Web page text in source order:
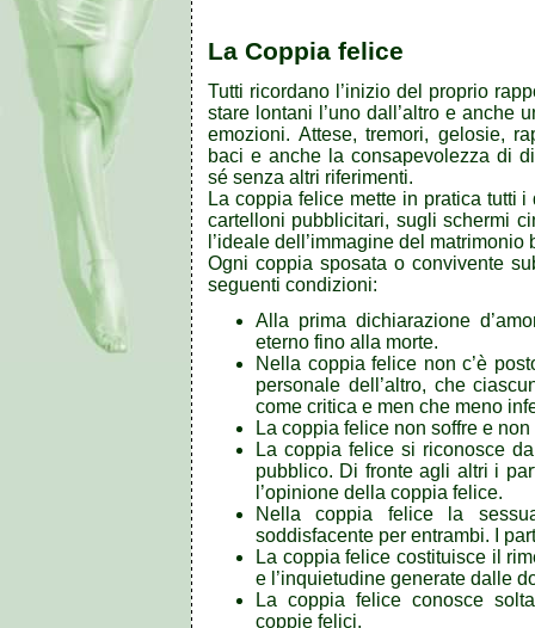
La Coppia felice
Tutti ricordano l’inizio del proprio
stare lontani l’uno dall’altro e anche
emozioni. Attese, tremori, gelosie,
baci e anche la consapevolezza di
sé senza altri riferimenti.
La coppia felice mette in pratica tutti
cartelloni pubblicitari, sugli schermi
l’ideale dell’immagine del matrimonio
Ogni coppia sposata o convivente
seguenti condizioni:
Alla prima dichiarazione
eterno fino alla morte.
Nella coppia felice non c’è
personale dell’altro, che
come critica e men che meno
La coppia felice non soffre e
La coppia felice si riconosce
pubblico. Di fronte agli altri i
l’opinione della coppia felice.
Nella coppia felice la
soddisfacente per entrambi. I
La coppia felice costituisce il
e l’inquietudine generate dalle
La coppia felice conosce
coppie felici.